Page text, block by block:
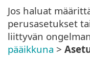
Jos haluat
perusasetukset
liittyvän
pääikkuna >